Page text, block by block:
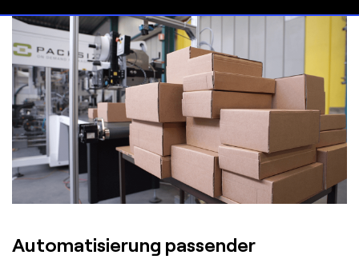
Automatisierung passender